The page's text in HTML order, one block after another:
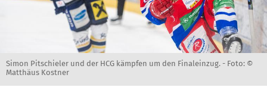
Simon Pitschieler und der HCG kämpfen um den Finaleinzug. - Foto: ©
Matthäus Kostner